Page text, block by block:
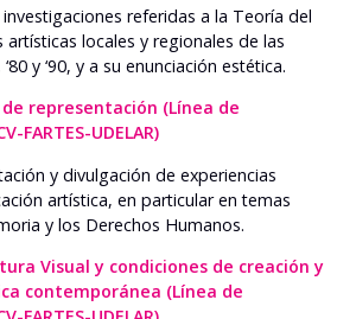
referidas a la Teoría del
artísticas locales y regionales de las
y ‘90, y a su enunciación estética.
representación (Línea de
FARTES-UDELAR)
y divulgación de experiencias
artística, en particular en temas
y los Derechos Humanos.
Visual y condiciones de creación y
contemporánea (Línea de